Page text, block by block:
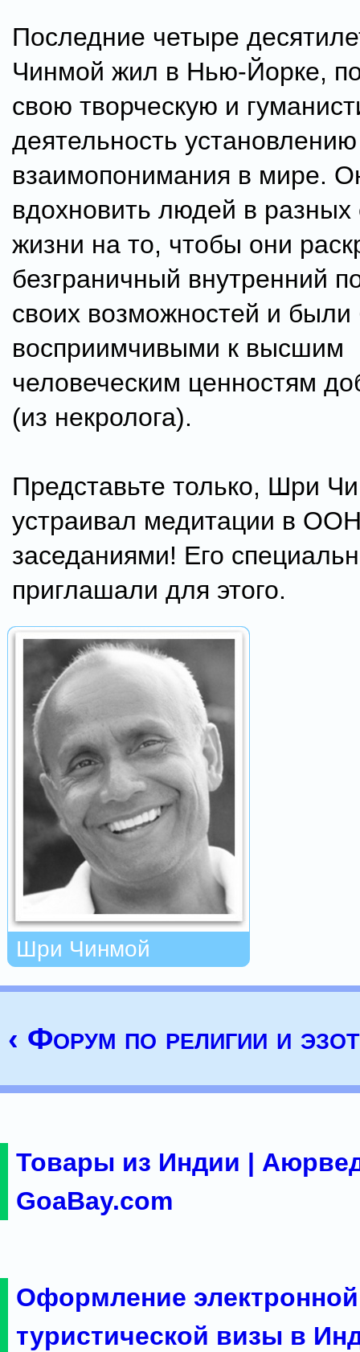
Последние четыре
Чинмой жил в Нью-Йорке,
свою творческую и
деятельность
взаимопонимания в мире.
вдохновить людей в
жизни на то, чтобы они
безграничный внутренний
своих возможностей и были
восприимчивыми к высшим
человеческим ценностям
(из некролога).
Представьте только, Шри
устраивал медитации в
заседаниями! Его
приглашали для этого.
Шри Чинмой
‹ Форум по религии и
Товары из Индии |
GoaBay.com
Оформление электронной
туристической визы в